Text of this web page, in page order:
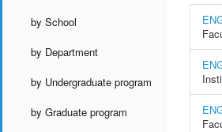
by School
by Department
by Undergraduate program
by Graduate program